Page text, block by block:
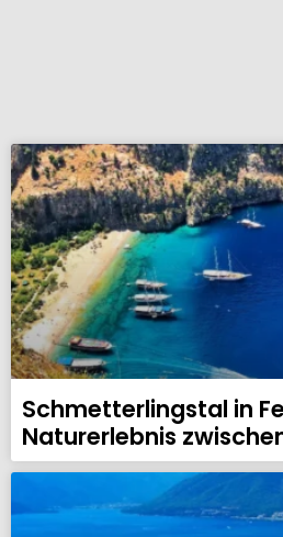
Schmetterlingstal in
Naturerlebnis